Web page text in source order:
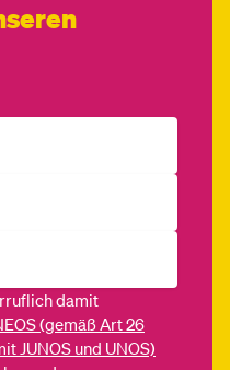
damit
(gemäß Art 26
JUNOS und UNOS)